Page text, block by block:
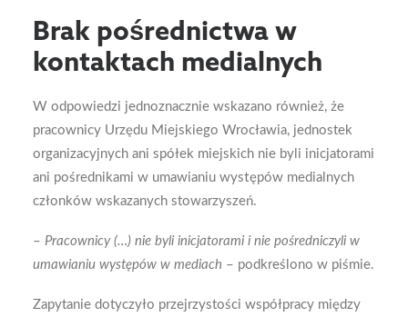
Brak pośrednictwa w
kontaktach medialnych
W odpowiedzi jednoznacznie wskazano również, że
pracownicy Urzędu Miejskiego Wrocławia, jednostek
organizacyjnych ani spółek miejskich nie byli inicjatorami
ani pośrednikami w umawianiu występów medialnych
członków wskazanych stowarzyszeń.
– Pracownicy (…) nie byli inicjatorami i nie pośredniczyli w
umawianiu występów w mediach – podkreślono w piśmie.
Zapytanie dotyczyło przejrzystości współpracy między